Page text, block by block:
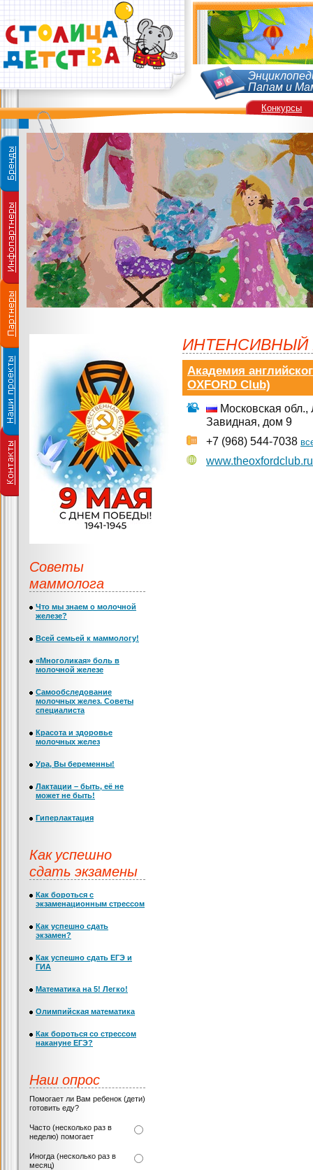
Папам и
ИНТЕНСИВНЫЙ
Академия
OXFORD Club)
Московская обл.,
Завидная, дом 9
+7 (968) 544-7038
www.theoxfordclub.ru
Советы
маммолога
Что мы знаем о молочной
железе?
Всей семьей к маммологу!
«Многоликая» боль в
молочной железе
Самообследование
молочных желез. Советы
специалиста
Красота и здоровье
молочных желез
Ура, Вы беременны!
Лактации – быть, её не
может не быть!
Гиперлактация
Как успешно
сдать экзамены
Как бороться с
экзаменационным стрессом
Как успешно сдать
экзамен?
Как успешно сдать ЕГЭ и
ГИА
Математика на 5! Легко!
Олимпийская математика
Как бороться со стрессом
накануне ЕГЭ?
Наш опрос
Помогает ли Вам ребенок (дети)
готовить еду?
Часто (несколько раз в
неделю) помогает
Иногда (несколько раз в
месяц)
Конкурсы